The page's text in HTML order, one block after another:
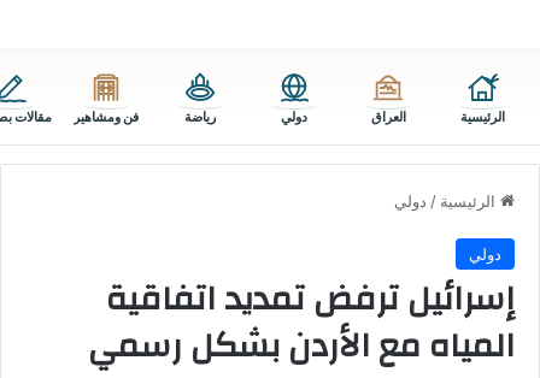
الرئيسية العراق دولي رياضة فن ومشاهير مقالات
الرئيسية / دولي
دولي
إسرائيل ترفض تمديد اتفاقية
المياه مع الأردن بشكل رسمي